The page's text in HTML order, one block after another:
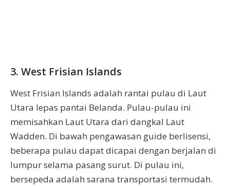
3. West Frisian Islands
West Frisian Islands adalah rantai pulau di Laut
Utara lepas pantai Belanda. Pulau-pulau ini
memisahkan Laut Utara dari dangkal Laut
Wadden. Di bawah pengawasan guide berlisensi,
beberapa pulau dapat dicapai dengan berjalan di
lumpur selama pasang surut. Di pulau ini,
bersepeda adalah sarana transportasi termudah.